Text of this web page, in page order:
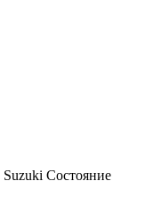
Suzuki Состояние